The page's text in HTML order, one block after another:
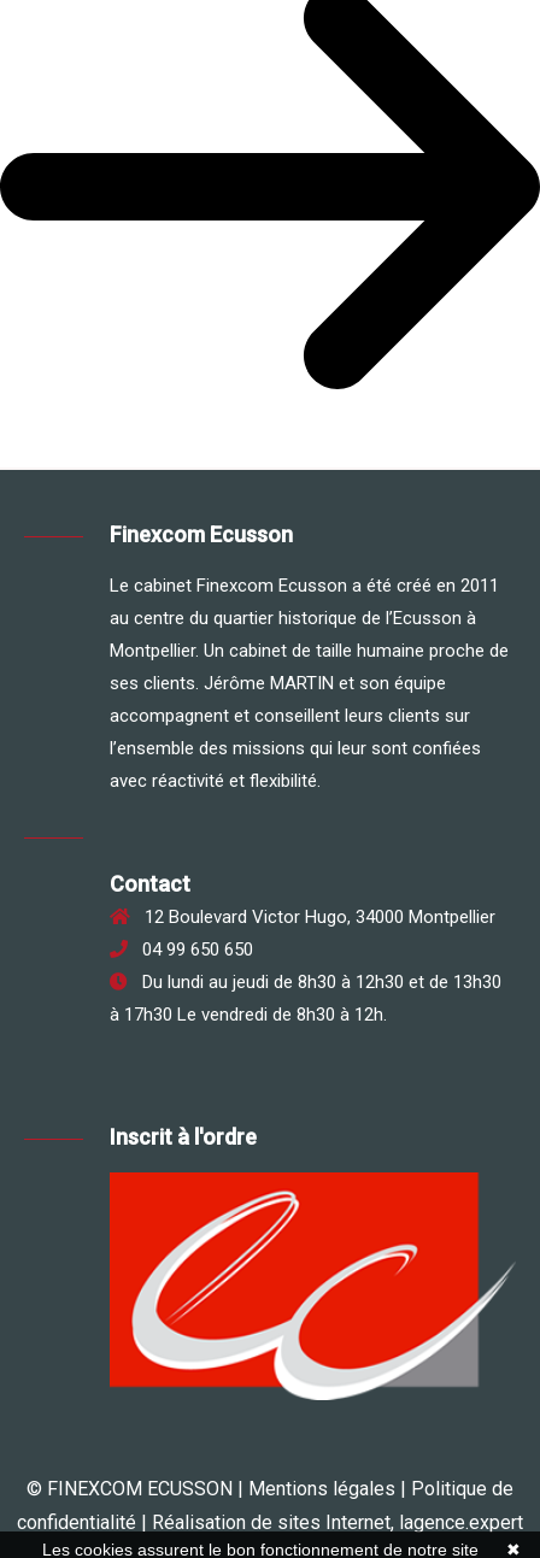
Finexcom Ecusson
Le cabinet Finexcom Ecusson a été créé en 2011
au centre du quartier historique de l’Ecusson à
Montpellier. Un cabinet de taille humaine proche de
ses clients. Jérôme MARTIN et son équipe
accompagnent et conseillent leurs clients sur
l’ensemble des missions qui leur sont confiées
avec réactivité et flexibilité.
Contact
12 Boulevard Victor Hugo, 34000 Montpellier
04 99 650 650
Du lundi au jeudi de 8h30 à 12h30 et de 13h30
à 17h30 Le vendredi de 8h30 à 12h.
Inscrit à l'ordre
© FINEXCOM ECUSSON | Mentions légales
Politique de
confidentialité | Réalisation de sites Internet, lagence.expert
✖
Les cookies assurent le bon fonctionnement de notre site